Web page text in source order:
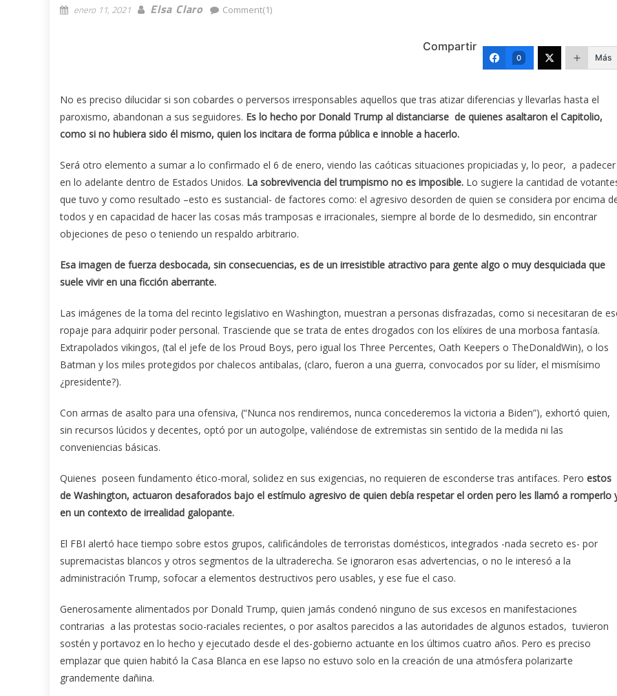
enero 11, 2021 Elsa Claro Comment(1)
Compartir
0 Más
No es preciso dilucidar si son cobardes o perversos irresponsables aquellos que tras atizar diferencias y llevarlas hasta el
paroxismo, abandonan a sus seguidores. Es lo hecho por Donald Trump al distanciarse de quienes asaltaron el Capitolio,
como si no hubiera sido él mismo, quien los incitara de forma pública e innoble a hacerlo.
Será otro elemento a sumar a lo confirmado el 6 de enero, viendo las caóticas situaciones propiciadas y, lo peor, a padecer
en lo adelante dentro de Estados Unidos. La sobrevivencia del trumpismo no es imposible. Lo sugiere la cantidad de
que tuvo y como resultado –esto es sustancial- de factores como: el agresivo desorden de quien se considera por encima
todos y en capacidad de hacer las cosas más tramposas e irracionales, siempre al borde de lo desmedido, sin encontrar
objeciones de peso o teniendo un respaldo arbitrario.
Esa imagen de fuerza desbocada, sin consecuencias, es de un irresistible atractivo para gente algo o muy desquiciada que
suele vivir en una ficción aberrante.
Las imágenes de la toma del recinto legislativo en Washington, muestran a personas disfrazadas, como si necesitaran de
ropaje para adquirir poder personal. Trasciende que se trata de entes drogados con los elíxires de una morbosa fantasía.
Extrapolados vikingos, (tal el jefe de los Proud Boys, pero igual los Three Percentes, Oath Keepers o TheDonaldWin), o los
Batman y los miles protegidos por chalecos antibalas, (claro, fueron a una guerra, convocados por su líder, el mismísimo
¿presidente?).
Con armas de asalto para una ofensiva, (“Nunca nos rendiremos, nunca concederemos la victoria a Biden”), exhortó quien,
sin recursos lúcidos y decentes, optó por un autogolpe, valiéndose de extremistas sin sentido de la medida ni las
conveniencias básicas.
Quienes poseen fundamento ético-moral, solidez en sus exigencias, no requieren de esconderse tras antifaces. Pero estos
de Washington, actuaron desaforados bajo el estímulo agresivo de quien debía respetar el orden pero les llamó a romperlo
en un contexto de irrealidad galopante.
El FBI alertó hace tiempo sobre estos grupos, calificándoles de terroristas domésticos, integrados -nada secreto es- por
supremacistas blancos y otros segmentos de la ultraderecha. Se ignoraron esas advertencias, o no le interesó a la
administración Trump, sofocar a elementos destructivos pero usables, y ese fue el caso.
Generosamente alimentados por Donald Trump, quien jamás condenó ninguno de sus excesos en manifestaciones
contrarias a las protestas socio-raciales recientes, o por asaltos parecidos a las autoridades de algunos estados, tuvieron
sostén y portavoz en lo hecho y ejecutado desde el des-gobierno actuante en los últimos cuatro años. Pero es preciso
emplazar que quien habitó la Casa Blanca en ese lapso no estuvo solo en la creación de una atmósfera polarizarte
grandemente dañina.